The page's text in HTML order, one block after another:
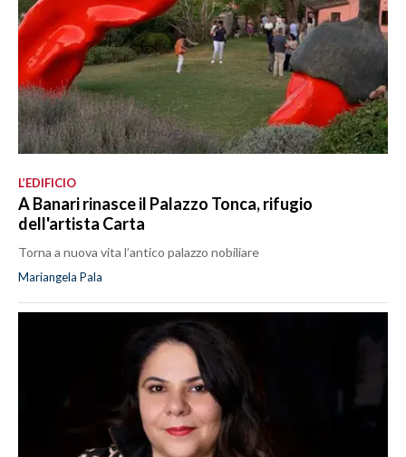
L’EDIFICIO
A Banari rinasce il Palazzo Tonca, rifugio
dell'artista Carta
Torna a nuova vita l’antico palazzo nobiliare
Mariangela Pala